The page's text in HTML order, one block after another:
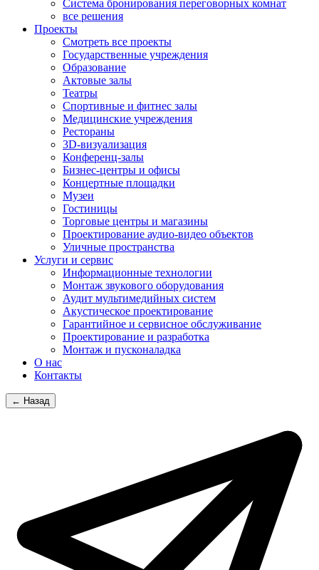
Система бронирования переговорных комнат
все решения
Проекты
Смотреть все проекты
Государственные учреждения
Образование
Актовые залы
Театры
Спортивные и фитнес залы
Медицинские учреждения
Рестораны
3D-визуализация
Конференц-залы
Бизнес-центры и офисы
Концертные площадки
Музеи
Гостиницы
Торговые центры и магазины
Проектирование аудио-видео объектов
Уличные пространства
Услуги и сервис
Информационные технологии
Монтаж звукового оборудования
Аудит мультимедийных систем
Акустическое проектирование
Гарантийное и сервисное обслуживание
Проектирование и разработка
Монтаж и пусконаладка
О нас
Контакты
← Назад